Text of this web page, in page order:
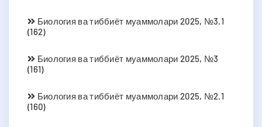
Биология ва тиббиёт муаммолари 2025, №3.1
(162)
Биология ва тиббиёт муаммолари 2025, №3
(161)
Биология ва тиббиёт муаммолари 2025, №2.1
(160)